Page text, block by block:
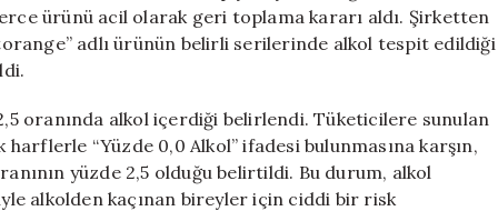
Acil
Olarak
Toplatılıyor
ürünü acil olarak geri toplama kararı aldı. Şirketten
adlı ürünün belirli serilerinde alkol tespit edildiği
oranında alkol içerdiği belirlendi. Tüketicilere sunulan
“Yüzde 0,0 Alkol” ifadesi bulunmasına karşın,
yüzde 2,5 olduğu belirtildi. Bu durum, alkol
alkolden kaçınan bireyler için ciddi bir risk